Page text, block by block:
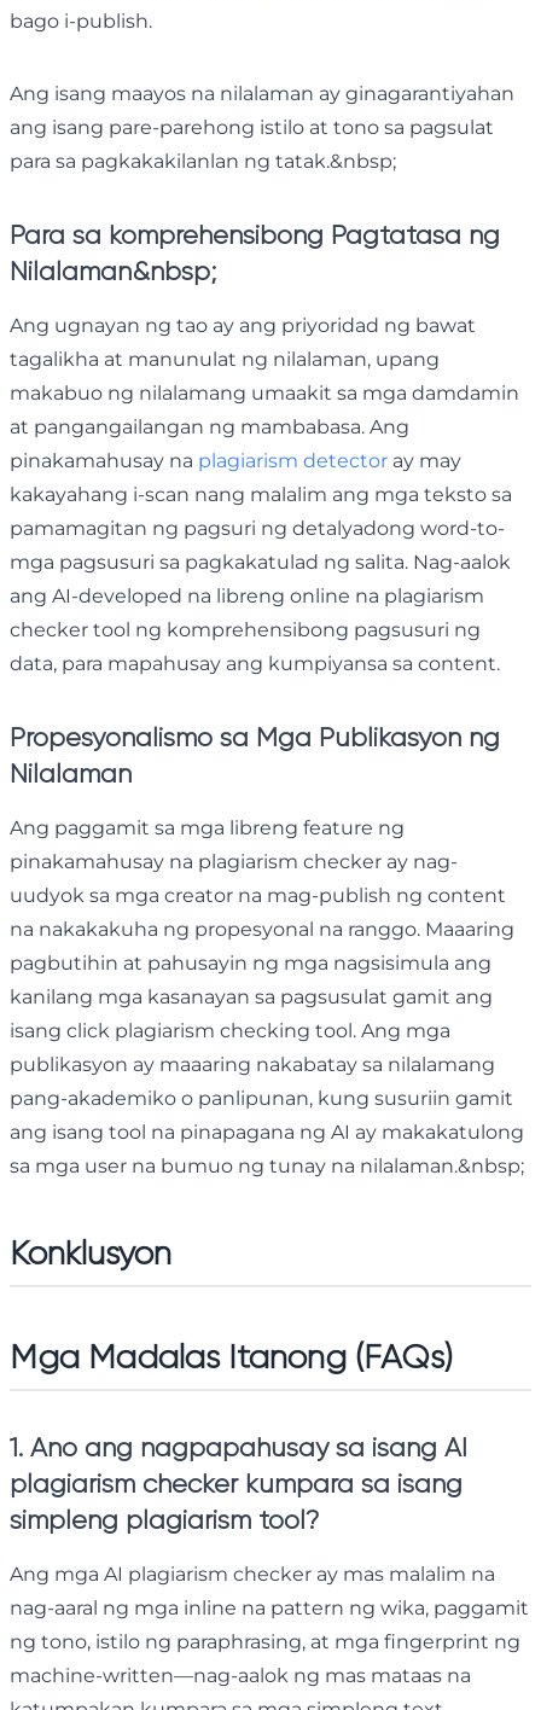
bago i-publish.
Ang isang maayos na nilalaman ay ginagarantiyahan
ang isang pare-parehong istilo at tono sa pagsulat
para sa pagkakakilanlan ng tatak.&nbsp;
Para sa komprehensibong Pagtatasa ng
Nilalaman&nbsp;
Ang ugnayan ng tao ay ang priyoridad ng bawat
tagalikha at manunulat ng nilalaman, upang
makabuo ng nilalamang umaakit sa mga damdamin
at pangangailangan ng mambabasa. Ang
pinakamahusay na plagiarism detector ay may
kakayahang i-scan nang malalim ang mga teksto sa
pamamagitan ng pagsuri ng detalyadong word-to-
mga pagsusuri sa pagkakatulad ng salita. Nag-aalok
ang AI-developed na libreng online na plagiarism
checker tool ng komprehensibong pagsusuri ng
data, para mapahusay ang kumpiyansa sa content.
Propesyonalismo sa Mga Publikasyon ng
Nilalaman
Ang paggamit sa mga libreng feature ng
pinakamahusay na plagiarism checker ay nag-
uudyok sa mga creator na mag-publish ng content
na nakakakuha ng propesyonal na ranggo. Maaaring
pagbutihin at pahusayin ng mga nagsisimula ang
kanilang mga kasanayan sa pagsusulat gamit ang
isang click plagiarism checking tool. Ang mga
publikasyon ay maaaring nakabatay sa nilalamang
pang-akademiko o panlipunan, kung susuriin gamit
ang isang tool na pinapagana ng AI ay makakatulong
sa mga user na bumuo ng tunay na nilalaman.&nbsp;
Konklusyon
Mga Madalas Itanong (FAQs)
1. Ano ang nagpapahusay sa isang AI
plagiarism checker kumpara sa isang
simpleng plagiarism tool?
Ang mga AI plagiarism checker ay mas malalim na
nag-aaral ng mga inline na pattern ng wika, paggamit
ng tono, istilo ng paraphrasing, at mga fingerprint ng
machine-written—nag-aalok ng mas mataas na